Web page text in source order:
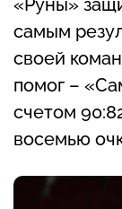
«Руны»
самым
своей
помог –
счетом
восемью